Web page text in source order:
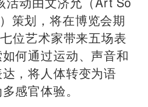
策划，将在博览会期
位艺术家带来五场表
何通过运动、声音和
，将人体转变为语
感官体验。